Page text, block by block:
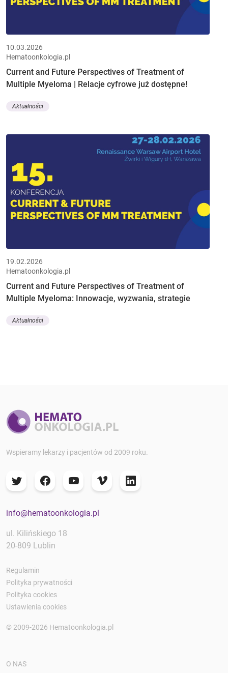
10.03.2026
Hematoonkologia.pl
Current and Future Perspectives of Treatment of
Multiple Myeloma | Relacje cyfrowe już dostępne!
Aktualności
19.02.2026
Hematoonkologia.pl
Current and Future Perspectives of Treatment of
Multiple Myeloma: Innowacje, wyzwania, strategie
Aktualności
Wspieramy lekarzy i pacjentów od 2009 roku.
info@hematoonkologia.pl
ul. Kilińskiego 18
20-809 Lublin
Regulamin
Polityka prywatności
Polityka cookies
Ustawienia cookies
© 2009-2026 Hematoonkologia.pl
O NAS